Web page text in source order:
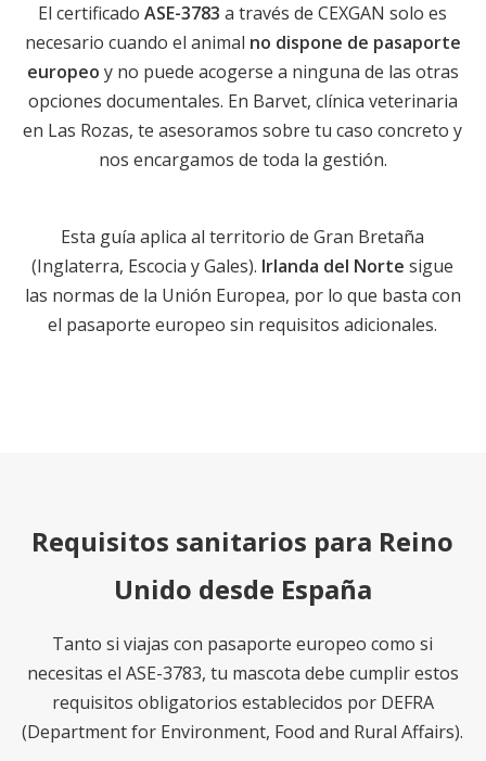
El certificadoASE-3783 a través de CEXGAN solo es
necesario cuando el animal no dispone de pasaporte
europeo y no puede acogerse a ninguna de las otras
opciones documentales. En Barvet, clínica veterinaria
en Las Rozas, te asesoramos sobre tu caso concreto y
nos encargamos de toda la gestión.
Esta guía aplica al territorio de Gran Bretaña
(Inglaterra, Escocia y Gales). Irlanda del Norte sigue
las normas de la Unión Europea, por lo que basta con
el pasaporte europeo sin requisitos adicionales.
Requisitos sanitarios para Reino
Unido desde España
Tanto si viajas con pasaporte europeo como si
necesitas el ASE-3783, tu mascota debe cumplir estos
requisitos obligatorios establecidos por DEFRA
(Department for Environment, Food and Rural Affairs).